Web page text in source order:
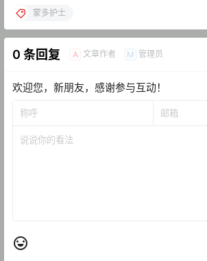
蒙多护士
0 条回复 A 文章作者 M 管理员
欢迎您，新朋友，感谢参与互动！